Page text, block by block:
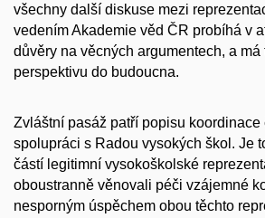
všechny další diskuse mezi
vedením Akademie věd ČR probíhá v
důvěry na věcných argumentech, a má
perspektivu do budoucna.
Zvláštní pasáž patří popisu koordinace
spolupráci s Radou vysokých škol. Je
částí legitimní vysokoškolské
oboustranně věnovali péči vzájemné
nesporným úspěchem obou těchto